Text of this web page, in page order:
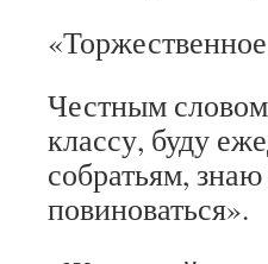
Честным
классу, буду
собратьям,
повиноваться».